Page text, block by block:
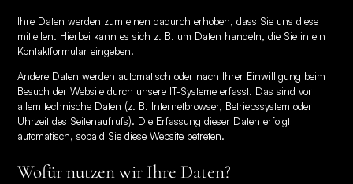
Ihre Daten werden zum einen dadurch erhoben, dass Sie uns diese
mitteilen. Hierbei kann es sich z. B. um Daten handeln, die Sie in ein
Kontaktformular eingeben.
Andere Daten werden automatisch oder nach Ihrer Einwilligung beim
Besuch der Website durch unsere IT-Systeme erfasst. Das sind vor
allem technische Daten (z. B. Internetbrowser, Betriebssystem oder
Uhrzeit des Seitenaufrufs). Die Erfassung dieser Daten erfolgt
automatisch, sobald Sie diese Website betreten.
Wofür nutzen wir Ihre Daten?